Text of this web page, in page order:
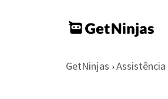
GetNinjas › Assistência